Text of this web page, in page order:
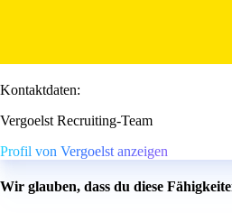
Kontaktdaten:
Vergoelst Recruiting-Team
Profil von Vergoelst anzeigen
Wir glauben, dass du diese